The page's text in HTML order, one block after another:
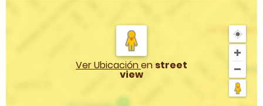
Ver Ubicaciónen street
view